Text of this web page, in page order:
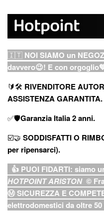
🇮🇹 NOI SIAMO un
davvero😉! E con
🔰🛠 RIVENDITORE
ASSISTENZA GARANTITA.
✅🛡Garanzia Italia2anni.
☑️🤝 SODDISFATTI O
per ripensarci).
👍 PUOI FIDARTI: siamo
HOTPOINT ARISTON©
Ⓜ️ SICUREZZA E
elettrodomestici da oltre 50